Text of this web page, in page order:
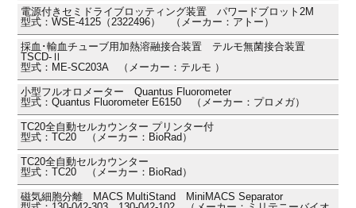
電源付きセミドライブロッティング装置 パワードブロット2M
型式：WSE-4125（2322496） （メーカー：アトー）
採血･輸血チューブ用加熱溶融接合装置 テルモ無菌接合装置
TSCD-Ⅱ
型式：ME-SC203A （メーカー：テルモ ）
小型フルオロメーター Quantus Fluorometer
型式：Quantus Fluorometer E6150 （メーカー：プロメガ）
TC20全自動セルカウンター プリンター付
型式：TC20 （メーカー：BioRad）
TC20全自動セルカウンター
型式：TC20 （メーカー：BioRad）
磁気細胞分離 MACS MultiStand MiniMACS Separator